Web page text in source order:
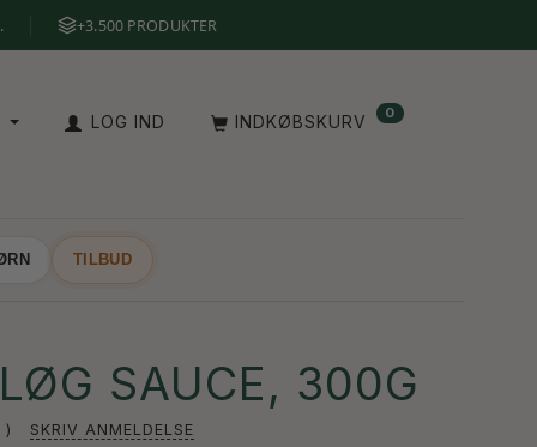
+3.500 PRODUKTER
LOG IND INDKØBSKURV 0
TILBUD
SAUCE, 300G
SKRIV ANMELDELSE